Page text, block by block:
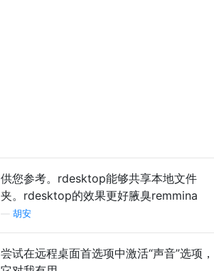
供您参考。rdesktop能够共享本地文件
夹。rdesktop的效果更好腋臭remmina
胡安
尝试在远程桌面首选项中激活“声音”选项，